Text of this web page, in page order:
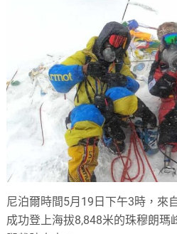
size.
尼泊爾時間5月19日下午3時，來
成功登上海拔8,848米的珠穆朗瑪